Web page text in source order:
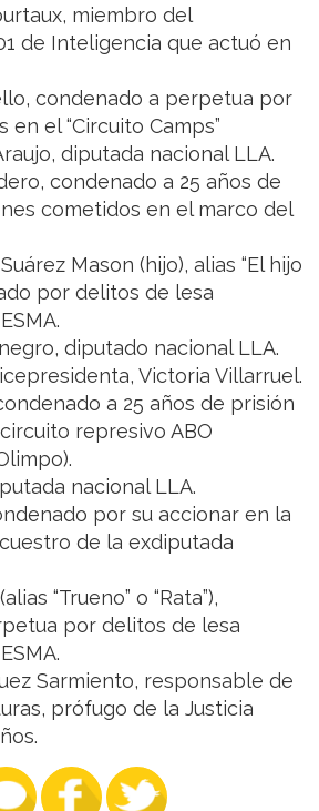
miembro del
de Inteligencia que actuó en
condenado a perpetua por
el “Circuito Camps”
diputada nacional LLA.
condenado a 25 años de
cometidos en el marco del
Mason (hijo), alias “El hijo
por delitos de lesa
diputado nacional LLA.
Victoria Villarruel.
a 25 años de prisión
represivo ABO
nacional LLA.
por su accionar en la
de la exdiputada
“Trueno” o “Rata”),
por delitos de lesa
Sarmiento, responsable de
prófugo de la Justicia